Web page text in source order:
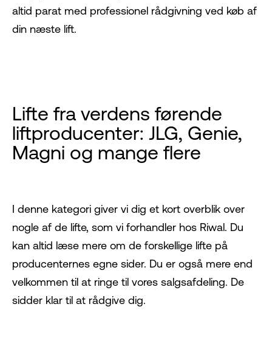
altid parat med professionel rådgivning ved køb af
din næste lift.
Lifte fra verdens førende
liftproducenter: JLG, Genie,
Magni og mange flere
I denne kategori giver vi dig et kort overblik over
nogle af de lifte, som vi forhandler hos Riwal. Du
kan altid læse mere om de forskellige lifte på
producenternes egne sider. Du er også mere end
velkommen til at ringe til vores salgsafdeling. De
sidder klar til at rådgive dig.